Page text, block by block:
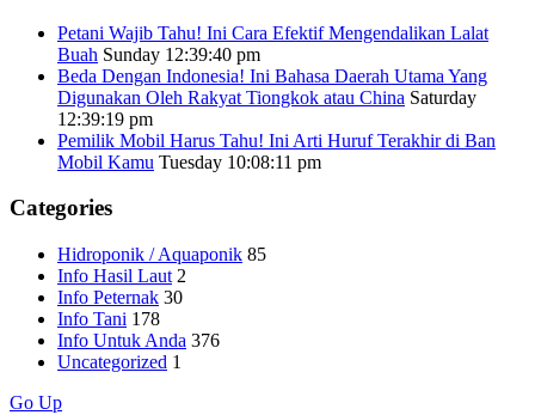
Petani Wajib Tahu! Ini Cara Efektif Mengendalikan Lalat
Buah Sunday 12:39:40 pm
Beda Dengan Indonesia! Ini Bahasa Daerah Utama Yang
Digunakan Oleh Rakyat Tiongkok atau China Saturday
12:39:19 pm
Pemilik Mobil Harus Tahu! Ini Arti Huruf Terakhir di Ban
Mobil Kamu Tuesday 10:08:11 pm
Categories
Hidroponik / Aquaponik 85
Info Hasil Laut 2
Info Peternak 30
Info Tani 178
Info Untuk Anda 376
Uncategorized 1
Go Up